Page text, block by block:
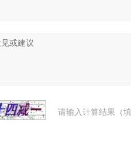
请输入计算结果（